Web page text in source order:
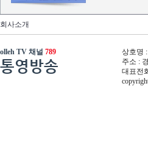
회사소개
olleh TV 채널 789
통영방송
상호명
주소 :
대표전